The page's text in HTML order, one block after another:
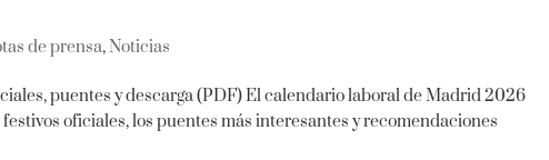
de prensa,Noticias
puentes y descarga (PDF) El calendario laboral de Madrid 2026
oficiales, los puentes más interesantes y recomendaciones